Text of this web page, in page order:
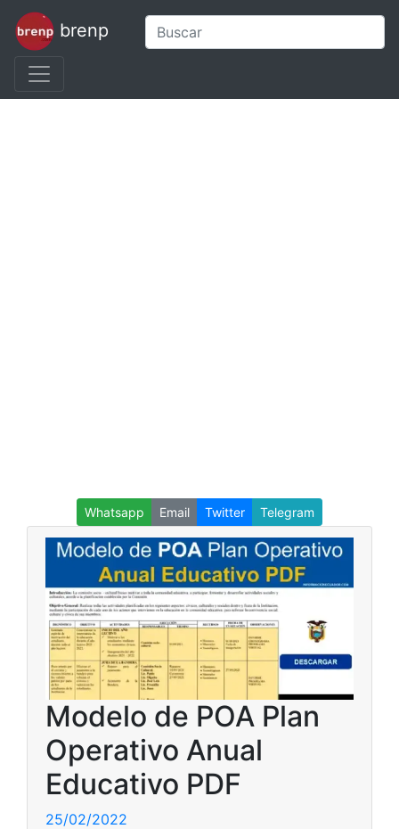
brenp
Whatsapp Email Twitter Telegram
Modelo de POA Plan
Operativo Anual
Educativo PDF
25/02/2022